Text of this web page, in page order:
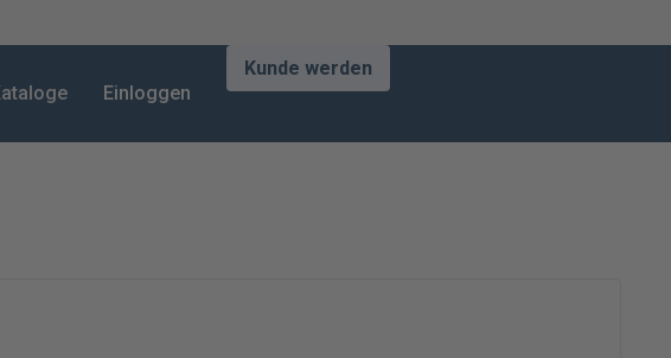
Einloggen
Kunde werden